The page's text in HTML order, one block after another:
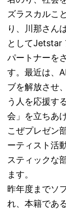
ズラスカルこ
り、川那さん
としてJetstar
パートナーを
す。最近は、
ブを解放させ
う人を応援す
会」を立ちあ
こぜプレゼン
ーティスト活
スティックな
ます。
昨年度までソ
れ、本籍であ